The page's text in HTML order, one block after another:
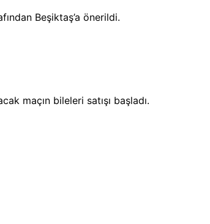
Beşiktaş’a önerildi.
maçın bileleri satışı başladı.